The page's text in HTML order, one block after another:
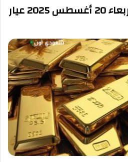
سعر الذهب اليوم الأربعاء 20 أغسطس 2025 عيار